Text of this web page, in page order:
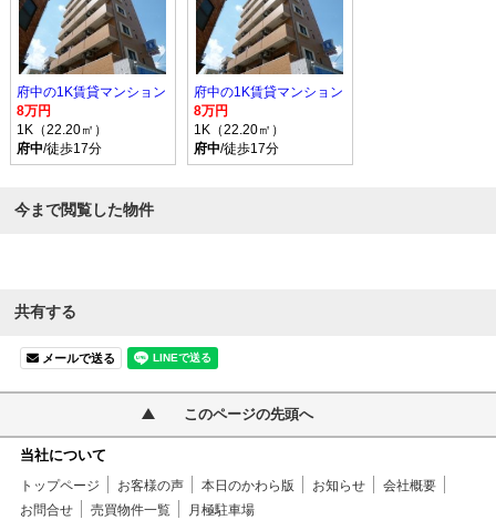
府中の1K賃貸マンション
8万円
1K（22.20㎡）
府中/徒歩17分
府中の1K賃貸マンション
8万円
1K（22.20㎡）
府中/徒歩17分
今まで閲覧した物件
共有する
メールで送る
このページの先頭へ
当社について
トップページ お客様の声 本日のかわら版 お知らせ
会社概要
お問合せ
売買物件一覧 月極駐車場